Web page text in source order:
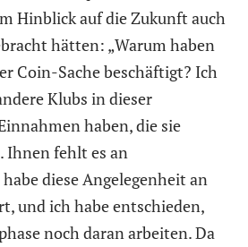
Hinblick auf die Zukunft auch
hätten: „Warum haben
Coin-Sache beschäftigt? Ich
Klubs in dieser
haben, die sie
Ihnen fehlt es an
diese Angelegenheit an
und ich habe entschieden,
noch daran arbeiten. Da